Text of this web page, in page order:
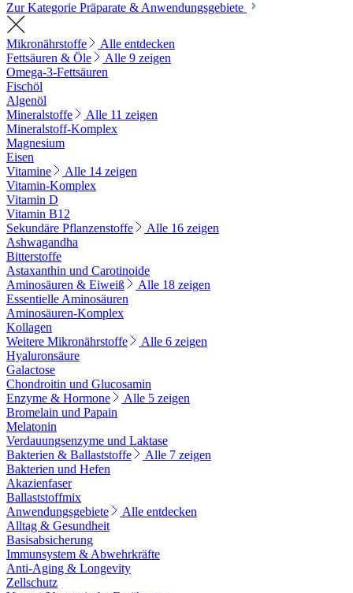
Zur Kategorie Präparate & Anwendungsgebiete
Mikronährstoffe
Alle entdecken
Fettsäuren & Öle
Alle 9 zeigen
Omega-3-Fettsäuren
Fischöl
Algenöl
Mineralstoffe
Alle 11 zeigen
Mineralstoff-Komplex
Magnesium
Eisen
Vitamine
Alle 14 zeigen
Vitamin-Komplex
Vitamin D
Vitamin B12
Sekundäre Pflanzenstoffe
Alle 16 zeigen
Ashwagandha
Bitterstoffe
Astaxanthin und Carotinoide
Aminosäuren & Eiweiß
Alle 18 zeigen
Essentielle Aminosäuren
Aminosäuren-Komplex
Kollagen
Weitere Mikronährstoffe
Alle 6 zeigen
Hyaluronsäure
Galactose
Chondroitin und Glucosamin
Enzyme & Hormone
Alle 5 zeigen
Bromelain und Papain
Melatonin
Verdauungsenzyme und Laktase
Bakterien & Ballaststoffe
Alle 7 zeigen
Bakterien und Hefen
Akazienfaser
Ballaststoffmix
Anwendungsgebiete
Alle entdecken
Alltag & Gesundheit
Basisabsicherung
Immunsystem & Abwehrkräfte
Anti-Aging & Longevity
Zellschutz